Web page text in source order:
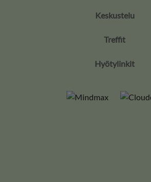
Keskustelu
Treffit
Hyötylinkit